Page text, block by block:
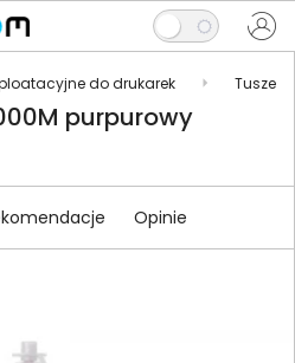
do drukarek Tusze
purpurowy
Opinie